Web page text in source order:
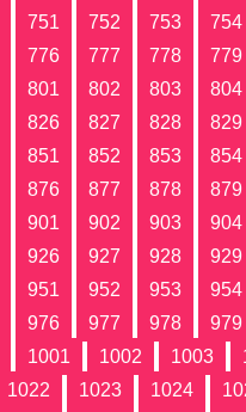
751 752 753 754
776 777 778 779
801 802 803 804
826 827 828 829
851 852 853 854
876 877 878 879
901 902 903 904
926 927 928 929
951 952 953 954
976 977 978 979
1001 1002 1003
1022 1023 1024